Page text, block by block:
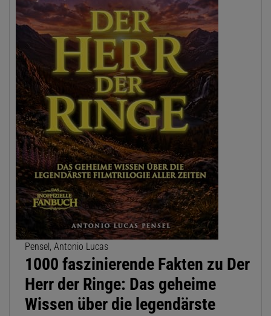
Pensel, Antonio Lucas
1000 faszinierende Fakten zu Der
Herr der Ringe: Das geheime
Wissen über die legendärste